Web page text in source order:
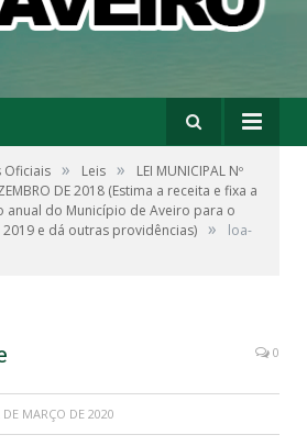
Oficiais » Leis »
LEI MUNICIPAL Nº
DE 2018 (Estima a receita e fixa a
anual do Município de Aveiro para o
e dá outras providências) »
loa-
0
DE MARÇO DE 2020